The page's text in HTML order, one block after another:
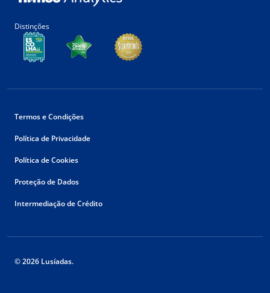
Distinções
Termos e Condições
Política de Privacidade
Política de Cookies
Proteção de Dados
Intermediação de Crédito
© 2026 Lusíadas.